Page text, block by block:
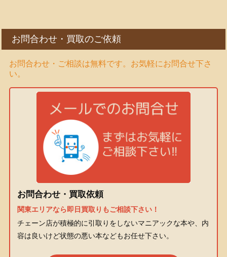
お問合わせ・買取のご依頼
お問合わせ・ご相談は無料です。お気軽にお問合せ下さ
い。
お問合わせ・買取依頼
関東エリアなら即日買取りもご相談下さい！
チェーン店が積極的に引取りをしないマニアックな本や、内
容は良いけど状態の悪い本などもお任せ下さい。